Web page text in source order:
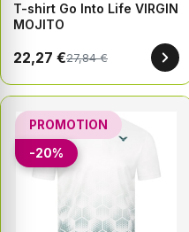
T-shirt Go Into Life VIRGIN
MOJITO
22,27 €27,84 €
PROMOTION
-20%